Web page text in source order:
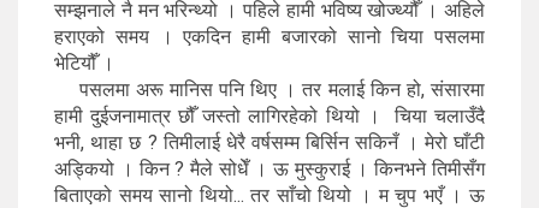
सम्झनाले नै मन भरिन्थ्यो । पहिले हामी भविष्य खोज्थ्यौँ । अहिले
हराएको समय । एकदिन हामी बजारको सानो चिया पसलमा
भेटियौँ ।
पसलमा अरू मानिस पनि थिए । तर मलाई किन हो, संसारमा
हामी दुईजनामात्र छौँ जस्तो लागिरहेको थियो । चिया चलाउँदै
भनी, थाहा छ ? तिमीलाई धेरै वर्षसम्म बिर्सिन सकिनँ । मेरो घाँटी
अड्कियो । किन ? मैले सोधेँ । ऊ मुस्कुराई । किनभने तिमीसँग
बिताएको समय सानो थियो... तर साँचो थियो । म चुप भएँ । ऊ